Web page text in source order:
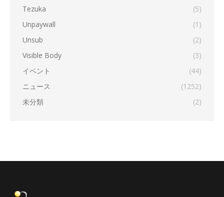
Tezuka
(5)
Unpaywall
(1)
Unsub
(2)
Visible Body
(3)
イベント
(44)
ニュース
(1252)
未分類
(2)